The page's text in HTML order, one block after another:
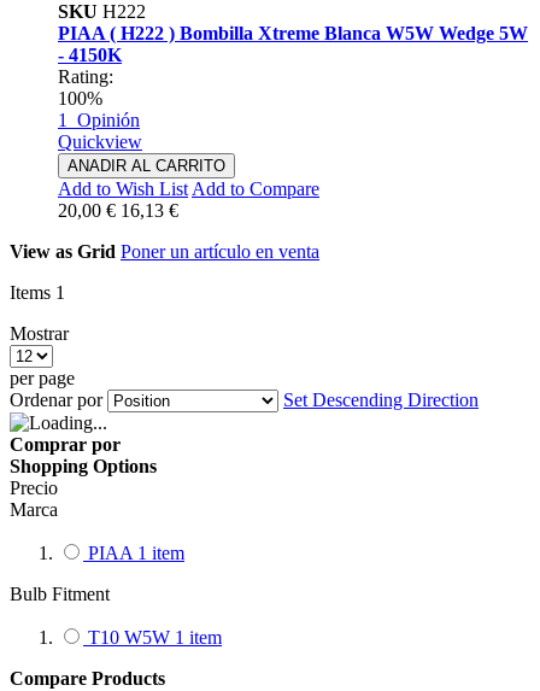
SKU H222
PIAA ( H222 ) Bombilla Xtreme Blanca W5W Wedge 5W
- 4150K
Rating:
100%
1 Opinión
Quickview
ANADIR AL CARRITO
Add to Wish List Add to Compare
20,00 € 16,13 €
View as Grid Poner un artículo en venta
Items 1
Mostrar
per page
Ordenar por
Set Descending Direction
Comprar por
Shopping Options
Precio
Marca
PIAA 1 item
Bulb Fitment
T10 W5W 1 item
Compare Products